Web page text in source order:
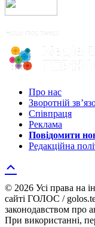
Про нас
Зворотній
Співпраця
Реклама
Повідомити
Редакційна
© 2026 Усі права на
сайті ГОЛОС /
законодавством про
При використанні,